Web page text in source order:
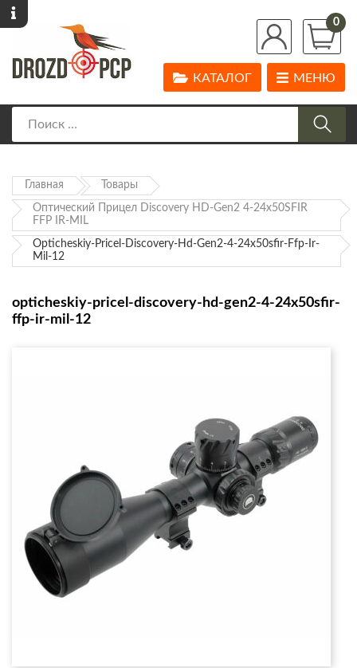
0
МЕНЮ
КАТАЛОГ
Главная Товары
Оптический Прицел Discovery HD-Gen2 4-24x50SFIR
FFP IR-MIL
Opticheskiy-Pricel-Discovery-Hd-Gen2-4-24x50sfir-Ffp-Ir-
Mil-12
opticheskiy-pricel-discovery-hd-gen2-4-24x50sfir-
ffp-ir-mil-12